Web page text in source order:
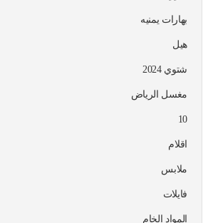
بهارات يمنيه
هيل
شتوي 2024
مغسل الرياض
10
اقلام
ملابس
فايلات
المواد الخام